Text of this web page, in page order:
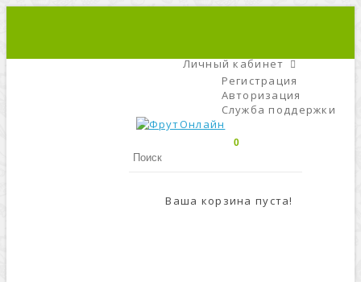
Личный кабинет
Регистрация
Авторизация
Служба поддержки
0
Ваша корзина пуста!